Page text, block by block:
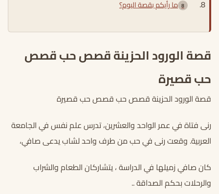
ما رأيكم بقصة اليوم؟
قصة الورود الحزينة قصص حب قصص
حب قصيرة
قصة الورود الحزينة قصص حب قصص حب قصيرة
رنى فتاة في عمر الواحد والعشرين، تدرس علم نفس في الجامعة
العربية. وقعت رنى في حب من طرف واحد لشاب يدعى صافي،
كان صافي زميلها في الدراسة ، يتشاركان الطعام والشراب
والرحلات بحكم الصداقة ..